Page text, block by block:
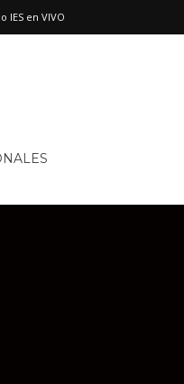
IES en VIVO